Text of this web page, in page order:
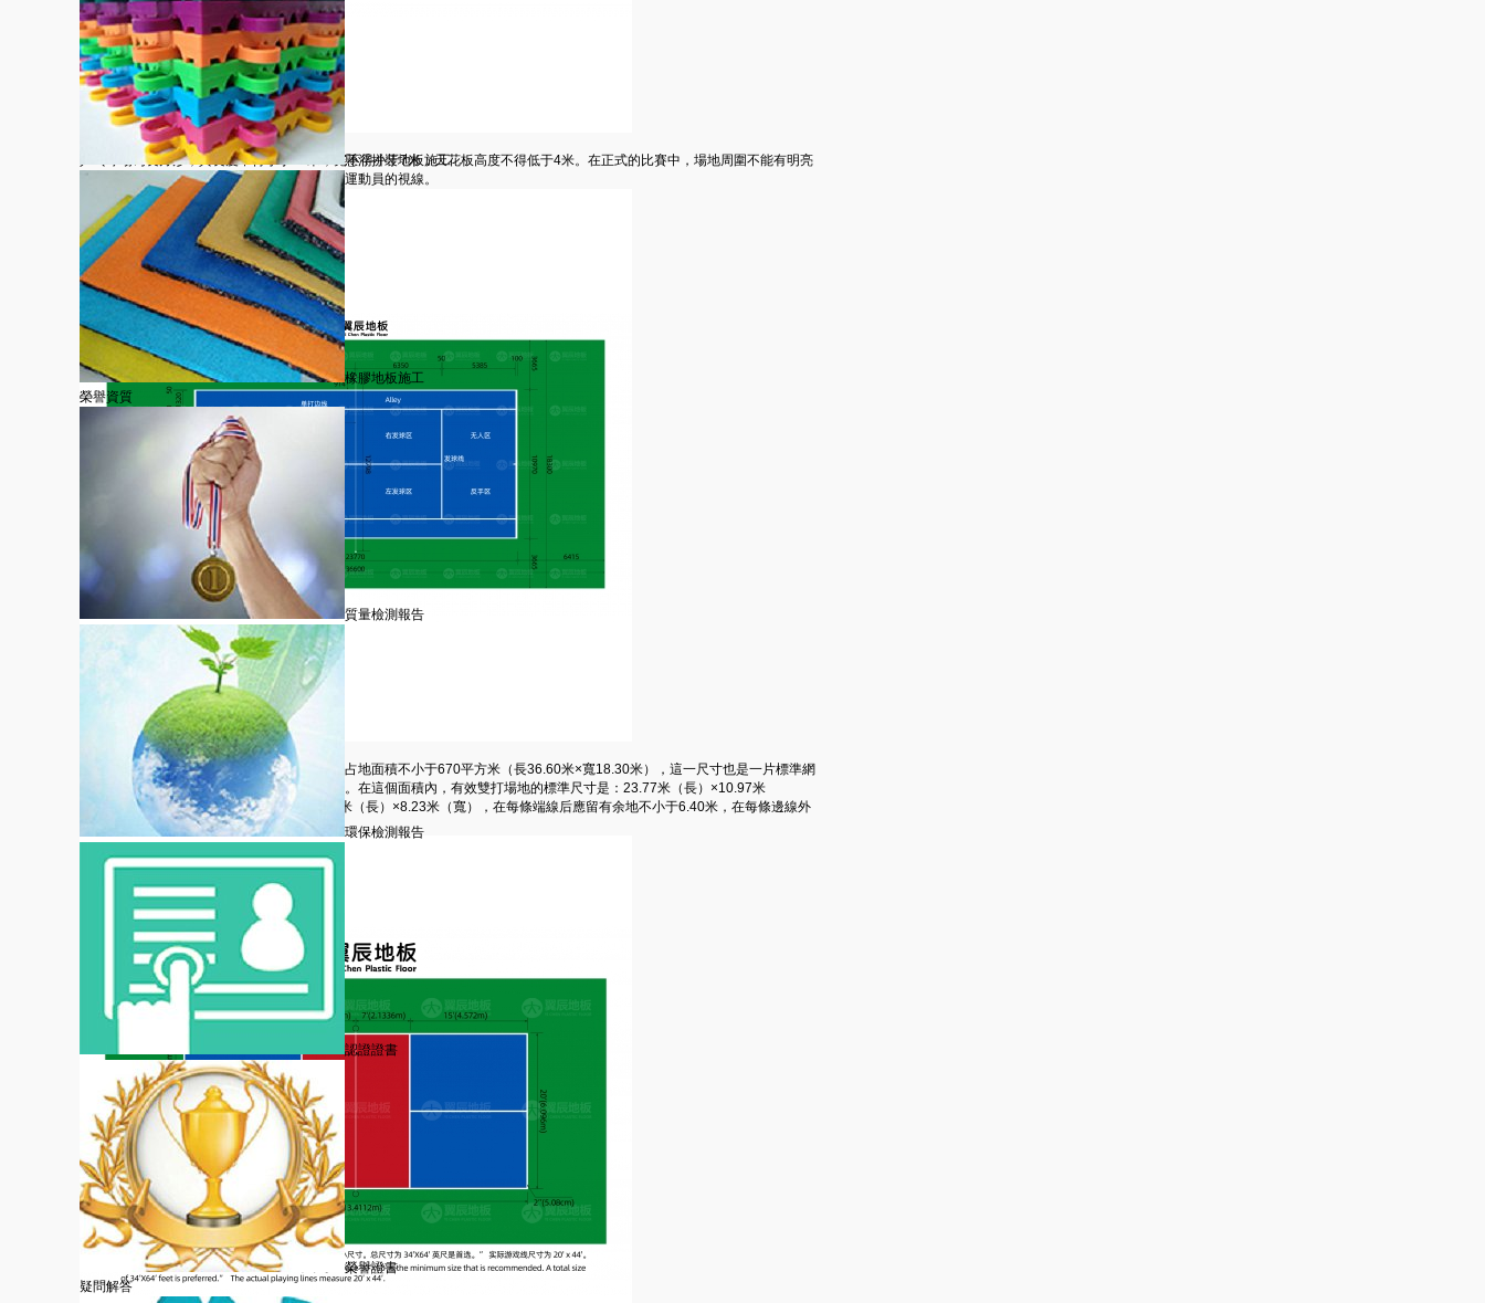
懸浮拼裝地板施工
橡膠地板施工
榮譽資質
質量檢測報告
環保檢測報告
認證證書
榮譽證書
疑問解答
乒乓球場地尺寸與要求
乒乓球場為長方形，其長度不得小于14米，寬不得小于7米，天花板高度不得低于4米。在正式的比賽中，場地周圍不能有明亮
的光源，且場地的地面不能呈白色，以免影響運動員的視線。
網球場地標準尺寸是多少？
網球場地整體呈長方形，一片標準網球場地的占地面積不小于670平方米（長36.60米×寬18.30米），這一尺寸也是一片標準網
球場地四周圍擋網或室內建筑內墻面的凈尺寸。在這個面積內，有效雙打場地的標準尺寸是：23.77米（長）×10.97米
（寬），有效單打場地的標準尺寸是：23.77米（長）×8.23米（寬），在每條端線后應留有余地不小于6.40米，在每條邊線外
應留有余地不小于3.66米。